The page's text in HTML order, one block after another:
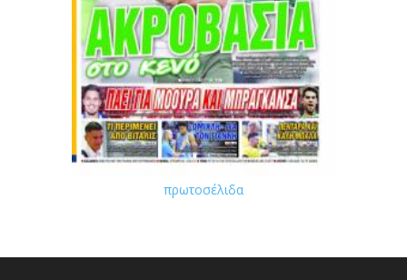
πρωτοσέλιδα